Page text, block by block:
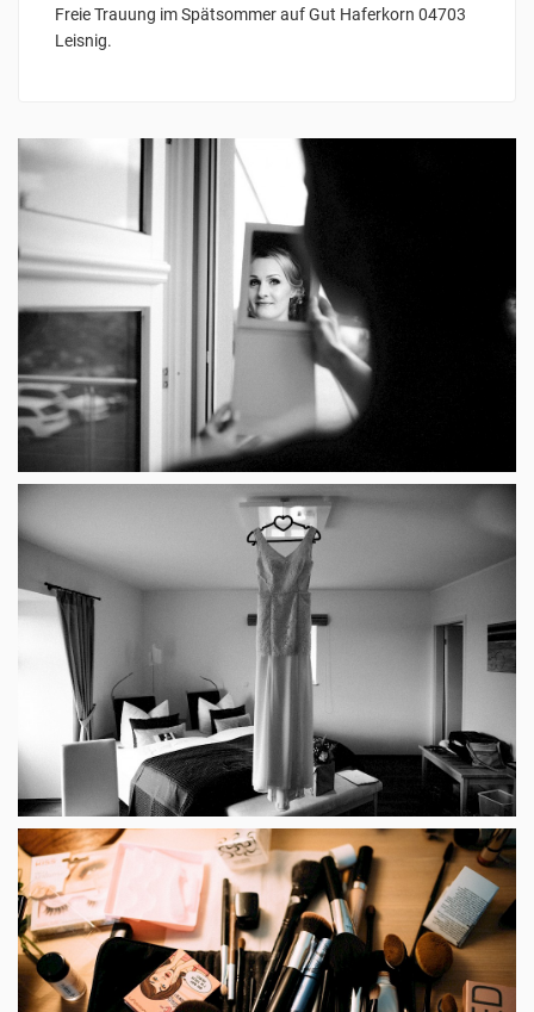
Freie Trauung im Spätsommer auf Gut Haferkorn 04703
Leisnig.